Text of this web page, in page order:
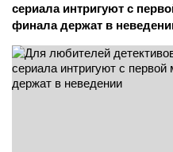
сериала интригуют с
финала держат в